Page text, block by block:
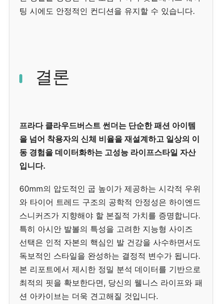
팅 시에도 안정적인 컨디션을 유지할 수 있습니다.
결론
프라다 클라우드버스트 썬더는 단순한 패션 아이템
을 넘어 착용자의 신체 비율을 재설계하고 일상의 이
동 경험을 데이터화하는 고성능 라이프스타일 자산
입니다.
60mm의 압도적인 굽 높이가 제공하는 시각적 우위
와 타이어 트레드 구조의 공학적 안정성은 하이엔드
스니커즈가 지향해야 할 본질적 가치를 증명합니다.
특히 아시안 발볼의 특성을 고려한 지능형 사이즈
선택은 인적 자본의 핵심인 발 건강을 사수하면서도
독보적인 스타일을 완성하는 결정적 변수가 됩니다.
본 리포트에서 제시한 정밀 분석 데이터를 기반으로
최적의 핏을 확보한다면, 당신의 웰니스 라이프와 패
션 아카이브는 더욱 견고해질 것입니다.